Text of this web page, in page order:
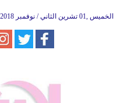
09:20 2018 الخميس ,01 تشرين الثاني / نوفمبر